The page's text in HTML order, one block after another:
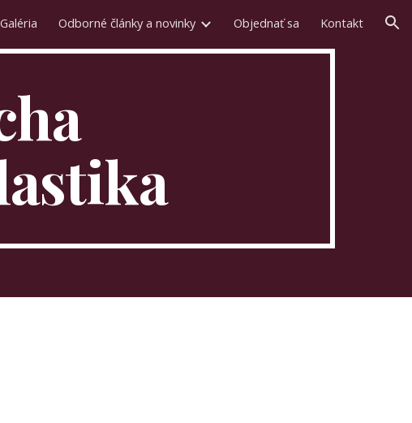
navigation
Galéria Odborné články a novinky Objednať sa Kontakt